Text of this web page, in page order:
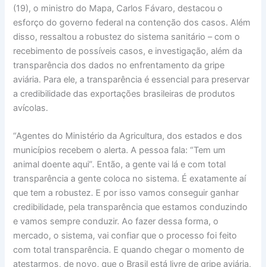
(19), o ministro do Mapa, Carlos Fávaro, destacou o
esforço do governo federal na contenção dos casos. Além
disso, ressaltou a robustez do sistema sanitário – com o
recebimento de possíveis casos, e investigação, além da
transparência dos dados no enfrentamento da gripe
aviária. Para ele, a transparência é essencial para preservar
a credibilidade das exportações brasileiras de produtos
avícolas.
“Agentes do Ministério da Agricultura, dos estados e dos
municípios recebem o alerta. A pessoa fala: “Tem um
animal doente aqui”. Então, a gente vai lá e com total
transparência a gente coloca no sistema. É exatamente aí
que tem a robustez. E por isso vamos conseguir ganhar
credibilidade, pela transparência que estamos conduzindo
e vamos sempre conduzir. Ao fazer dessa forma, o
mercado, o sistema, vai confiar que o processo foi feito
com total transparência. E quando chegar o momento de
atestarmos, de novo, que o Brasil está livre de gripe aviária,